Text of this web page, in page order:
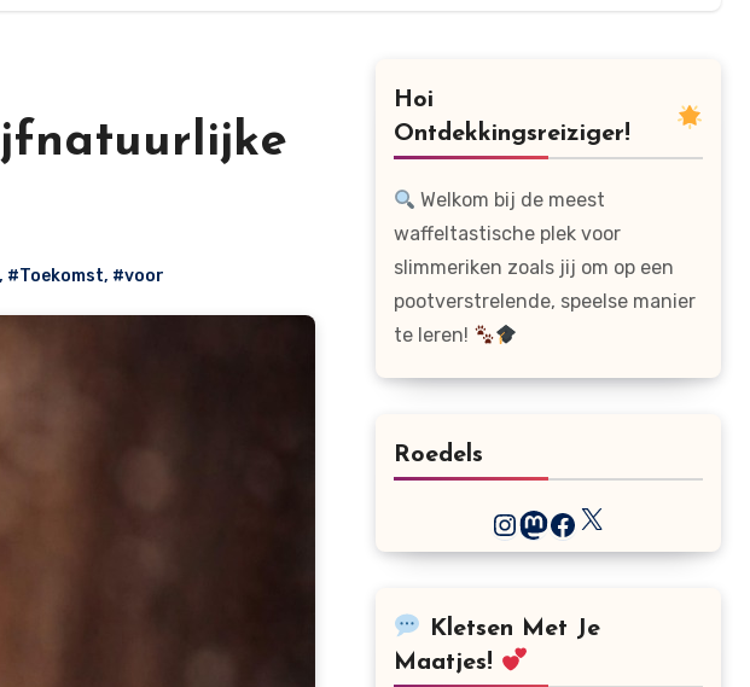
, #Toekomst, #voor
Hoi
Ontdekkingsreiziger!
Welkom bij de meest
waffeltastische plek voor
slimmeriken zoals jij om op een
pootverstrelende, speelse manier
te leren!
Roedels
Instagram
Mastodon
Facebook
X
Kletsen Met Je
Maatjes!